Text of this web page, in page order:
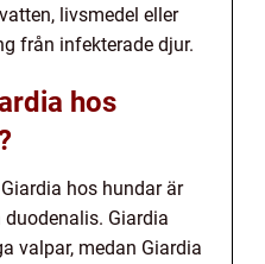
livsmedel eller
från infekterade djur.
hos
hos hundar är
Giardia
valpar, medan Giardia